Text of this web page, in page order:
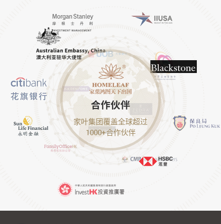
合作伙伴
家叶集团覆盖全球超过
1000+合作伙伴